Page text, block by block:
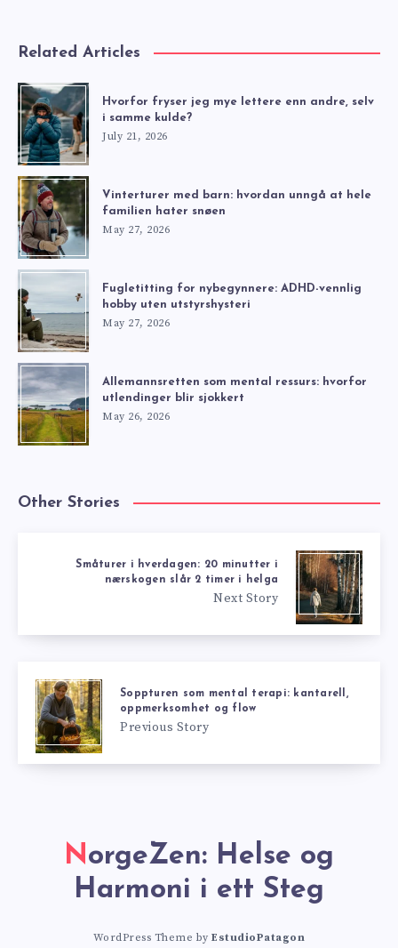
Related Articles
Hvorfor fryser jeg mye lettere enn andre, selv
i samme kulde?
July 21, 2026
Vinterturer med barn: hvordan unngå at hele
familien hater snøen
May 27, 2026
Fugletitting for nybegynnere: ADHD-vennlig
hobby uten utstyrshysteri
May 27, 2026
Allemannsretten som mental ressurs: hvorfor
utlendinger blir sjokkert
May 26, 2026
Other Stories
Småturer i hverdagen: 20 minutter i
nærskogen slår 2 timer i helga
Next Story
Soppturen som mental terapi: kantarell,
oppmerksomhet og flow
Previous Story
NorgeZen: Helse og
Harmoni i ett Steg
WordPress Theme byEstudioPatagon